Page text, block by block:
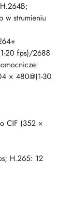
w strumieniu
20 fps)/2688
× 480@(1-30
CIF (352 ×
H.265: 12